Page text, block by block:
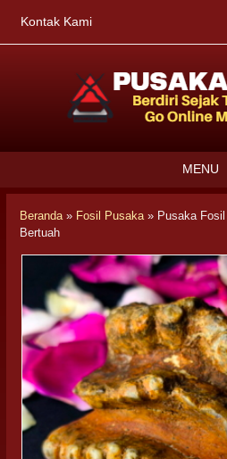
Kontak Kami
MENU
Beranda» Fosil Pusaka» Pusaka
Bertuah